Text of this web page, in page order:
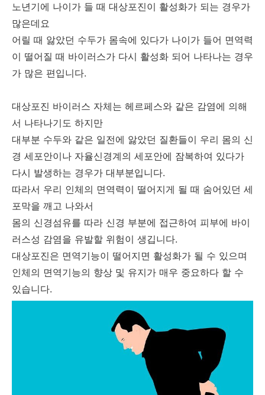
노년기에 나이가 들 때 대상포진이 활성화가 되는 경우가
많은데요
어릴 때 앓았던 수두가 몸속에 있다가 나이가 들어 면역력
이 떨어질 때 바이러스가 다시 활성화 되어 나타나는 경우
가 많은 편입니다.
대상포진 바이러스 자체는 헤르페스와 같은 감염에 의해
서 나타나기도 하지만
대부분 수두와 같은 일전에 앓았던 질환들이 우리 몸의 신
경 세포안이나 자율신경계의 세포안에 잠복하여 있다가
다시 발생하는 경우가 대부분입니다.
따라서 우리 인체의 면역력이 떨어지게 될 때 숨어있던 세
포막을 깨고 나와서
몸의 신경섬유를 따라 신경 부분에 접근하여 피부에 바이
러스성 감염을 유발할 위험이 생깁니다.
대상포진은 면역기능이 떨어지면 활성화가 될 수 있으며
인체의 면역기능의 향상 및 유지가 매우 중요하다 할 수
있습니다.